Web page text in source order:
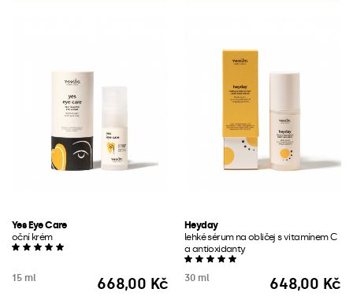
Yes Eye Care
oční krém
15 ml
Cena
668,00 Kč
Heyday
lehké sérum na obličej s vitamínem C
a antioxidanty
30 ml
Cena
648,00 Kč